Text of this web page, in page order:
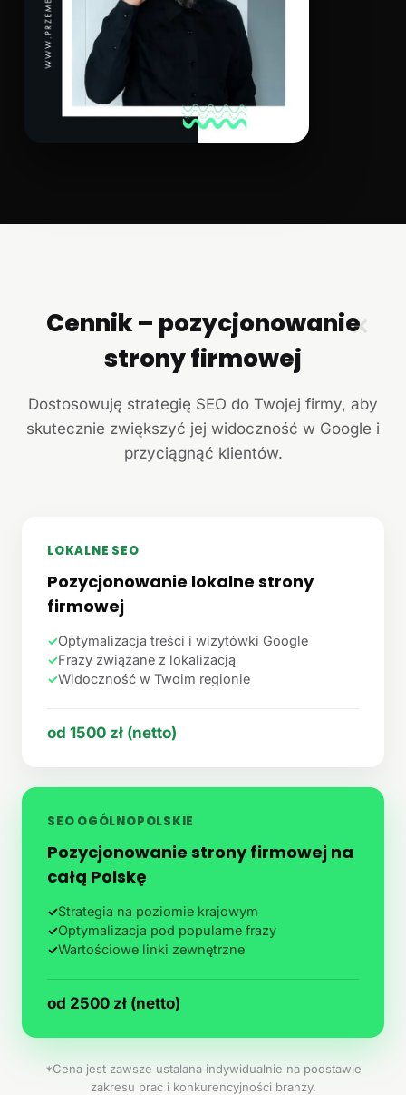
✕
Cennik – pozycjonowanie
strony firmowej
Dostosowuję strategię SEO do Twojej firmy, aby
skutecznie zwiększyć jej widoczność w Google i
przyciągnąć klientów.
LOKALNE SEO
Pozycjonowanie lokalne strony
firmowej
✓Optymalizacja treści i wizytówki Google
✓Frazy związane z lokalizacją
✓Widoczność w Twoim regionie
od 1500 zł (netto)
SEO OGÓLNOPOLSKIE
Pozycjonowanie strony firmowej na
całą Polskę
✓Strategia na poziomie krajowym
✓Optymalizacja pod popularne frazy
✓Wartościowe linki zewnętrzne
od 2500 zł (netto)
*Cena jest zawsze ustalana indywidualnie na podstawie
zakresu prac i konkurencyjności branży.